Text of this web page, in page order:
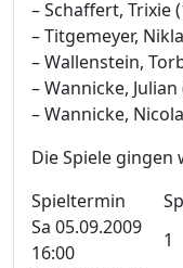
– Schaffert, Trixie
– Titgemeyer,
– Wallenstein,
– Wannicke, Julian
– Wannicke,
Die Spiele gingen
Spieltermin
Sa 05.09.2009
16:00
1